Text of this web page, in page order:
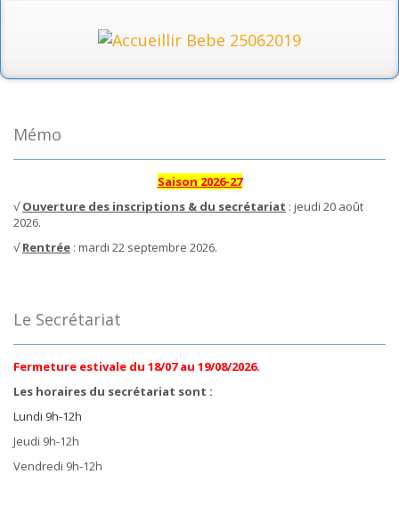
Mémo
Saison 2026-27
√Ouverture des inscriptions & du secrétariat : jeudi 20 août
2026.
√Rentrée : mardi 22 septembre 2026.
Le Secrétariat
Fermeture estivale du 18/07 au 19/08/2026.
Les horaires du secrétariat sont :
Lundi 9h-12h
Jeudi 9h-12h
Vendredi 9h-12h